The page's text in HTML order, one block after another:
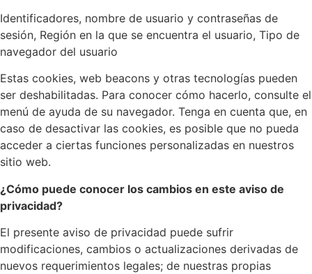
Identificadores, nombre de usuario y contraseñas de
sesión, Región en la que se encuentra el usuario, Tipo de
navegador del usuario
Estas cookies, web beacons y otras tecnologías pueden
ser deshabilitadas. Para conocer cómo hacerlo, consulte el
menú de ayuda de su navegador. Tenga en cuenta que, en
caso de desactivar las cookies, es posible que no pueda
acceder a ciertas funciones personalizadas en nuestros
sitio web.
¿Cómo puede conocer los cambios en este aviso de
privacidad?
El presente aviso de privacidad puede sufrir
modificaciones, cambios o actualizaciones derivadas de
nuevos requerimientos legales; de nuestras propias